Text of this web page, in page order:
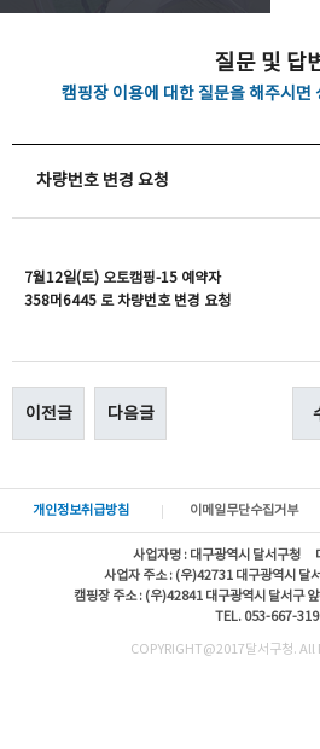
질문 및 답
캠핑장 이용에 대한 질문을 해주시면
차량번호 변경 요청
7월12일(토) 오토캠핑-15 예약자
358머6445 로 차량번호 변경 요청
이전글 다음글
개인정보취급방침 이메일무단수집거부
사업자명 : 대구광역시 달서구청
사업자 주소 : (우)42731 대구광역시 달
캠핑장 주소 : (우)42841 대구광역시 달서구
TEL. 053-667-
COPYRIGHT@2017달서구청.